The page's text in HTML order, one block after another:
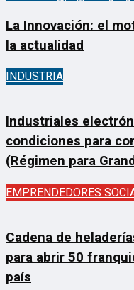
La Innovación: el
la actualidad
INDUSTRIA
Industriales
condiciones para
(Régimen para
EMPRENDEDORES
Cadena de
para abrir 50
país